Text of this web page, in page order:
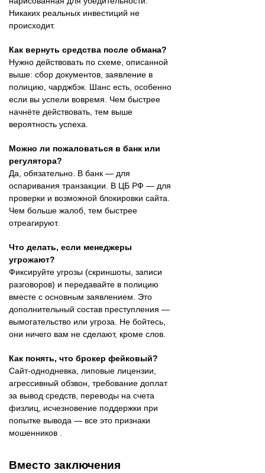
Никаких реальных инвестиций не
происходит.
Как вернуть средства после обмана?
Нужно действовать по схеме, описанной
выше: сбор документов, заявление в
полицию, чарджбэк. Шанс есть, особенно
если вы успели вовремя. Чем быстрее
начнёте действовать, тем выше
вероятность успеха.
Можно ли пожаловаться в банк или
регулятора?
Да, обязательно. В банк — для
оспаривания транзакции. В ЦБ РФ — для
проверки и возможной блокировки сайта.
Чем больше жалоб, тем быстрее
отреагируют.
Что делать, если менеджеры
угрожают?
Фиксируйте угрозы (скриншоты, записи
разговоров) и передавайте в полицию
вместе с основным заявлением. Это
дополнительный состав преступления —
вымогательство или угроза. Не бойтесь,
они ничего вам не сделают, кроме слов.
Как понять, что брокер фейковый?
Сайт-однодневка, липовые лицензии,
агрессивный обзвон, требование доплат
за вывод средств, переводы на счета
физлиц, исчезновение поддержки при
попытке вывода — все это признаки
мошенников .
Вместо заключения